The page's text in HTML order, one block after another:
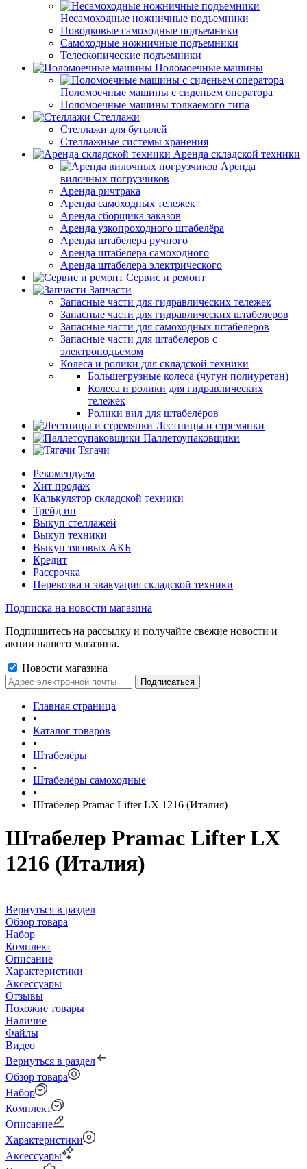
Несамоходные ножничные подъемники
Поводковые самоходные подъемники
Самоходные ножничные подъемники
Телескопические подъемники
Поломоечные машины
Поломоечные машины с сиденьем оператора
Поломоечные машины толкаемого типа
Стеллажи
Стеллажи для бутылей
Стеллажные системы хранения
Аренда складской техники
Аренда
вилочных погрузчиков
Аренда ричтрака
Аренда самоходных тележек
Аренда сборщика заказов
Аренда узкопроходного штабелёра
Аренда штабелера ручного
Аренда штабелера самоходного
Аренда штабелера электрического
Сервис и ремонт
Запчасти
Запасные части для гидравлических тележек
Запасные части для гидравлических штабелеров
Запасные части для самоходных штабелеров
Запасные части для штабелеров с
электроподъемом
Колеса и ролики для складской техники
Большегрузные колеса (чугун полиуретан)
Колеса и ролики для гидравлических
тележек
Ролики вил для штабелёров
Лестницы и стремянки
Паллетоупаковщики
Тягачи
Рекомендуем
Хит продаж
Калькулятор складской техники
Трейд ин
Выкуп стеллажей
Выкуп техники
Выкуп тяговых АКБ
Кредит
Рассрочка
Перевозка и эвакуация складской техники
Подписка на новости магазина
Подпишитесь на рассылку и получайте свежие новости и
акции нашего магазина.
Новости магазина
Главная страница
•
Каталог товаров
•
Штабелёры
•
Штабелёры самоходные
•
Штабелер Pramac Lifter LX 1216 (Италия)
Штабелер Pramac Lifter LX
1216 (Италия)
Вернуться в раздел
Обзор товара
Набор
Комплект
Описание
Характеристики
Аксессуары
Отзывы
Похожие товары
Наличие
Файлы
Видео
Вернуться в раздел
Обзор товара
Набор
Комплект
Описание
Характеристики
Аксессуары